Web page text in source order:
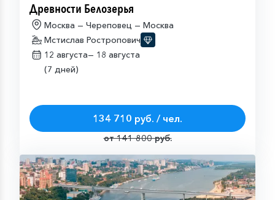
Древности Белозерья
Москва — Череповец — Москва
Мстислав Ростропович
12 августа— 18 августа
(7 дней)
134 710 руб. / чел.
от 141 800 руб.